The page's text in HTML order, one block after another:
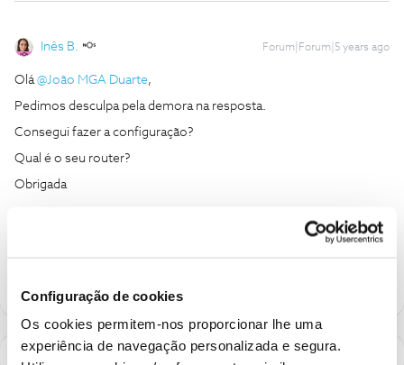
Configuração de cookies
Os cookies permitem-nos proporcionar lhe uma
experiência de navegação personalizada e segura.
Inês B. Forum|Forum|5 years ago
Olá@João MGA Duarte,
Pedimos desculpa pela demora na resposta.
Consegui fazer a configuração?
Qual é o seu router?
Obrigada
Ajude a comunidade a encontrar informação relevante. Marque